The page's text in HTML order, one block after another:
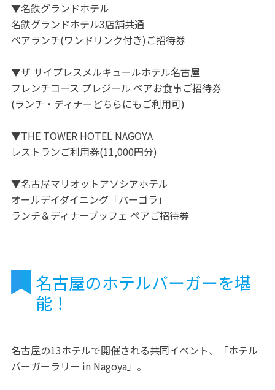
▼名鉄グランドホテル
名鉄グランドホテル3店舗共通
ペアランチ(ワンドリンク付き)ご招待券
▼ザ サイプレスメルキュールホテル名古屋
フレンチコース プレジール ペアお食事ご招待券
(ランチ・ディナーどちらにもご利用可)
▼THE TOWER HOTEL NAGOYA
レストランご利用券(11,000円分)
▼名古屋マリオットアソシアホテル
オールデイダイニング「パーゴラ」
ランチ＆ディナーブッフェ ペアご招待券
名古屋のホテルバーガーを堪
能！
名古屋の13ホテルで開催される共同イベント、「ホテル
バーガーラリー in Nagoya」。